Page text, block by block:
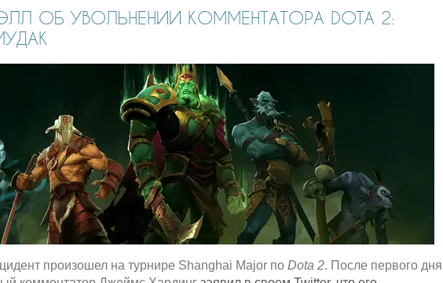
ОБ УВОЛЬНЕНИИ КОММЕНТАТОРА DOTA 2:
произошел на турнире Shanghai Major по Dota 2. После первого дня